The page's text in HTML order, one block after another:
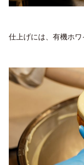
仕上げには、有機ホワ